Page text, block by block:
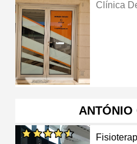
Clínica
ANTÓNIO